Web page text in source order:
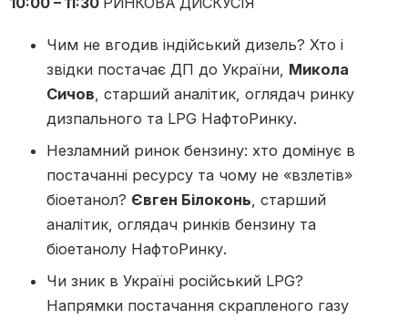
Чим не вгодив індійський дизель? Хто і
звідки постачає ДП до України, Микола
Сичов, старший аналітик, оглядач ринку
дизпального та LPG НафтоРинку.
Незламний ринок бензину: хто домінує в
постачанні ресурсу та чому не «взлетів»
біоетанол? Євген Білоконь, старший
аналітик, оглядач ринків бензину та
біоетанолу НафтоРинку.
Чи зник в Україні російський LPG?
Напрямки постачання скрапленого газу